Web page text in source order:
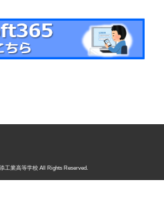
工業高等学校 All Rights Reserved.